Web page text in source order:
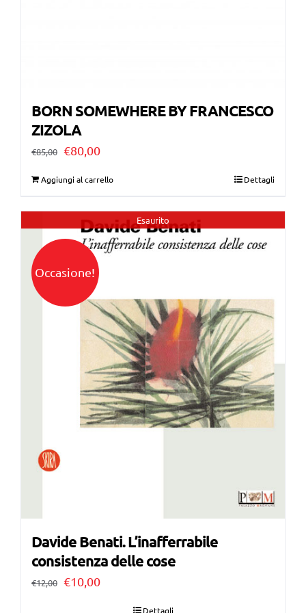
BORN SOMEWHERE BY FRANCESCO
ZIZOLA
€85,00 Il
era:
€85,00.
€80,00Il
è:
€80,00.
Aggiungi al carrello Dettagli
Esaurito
Occasione!
Davide Benati. L’inafferrabile
consistenza delle cose
€12,00 Il
€10,00Il
Dettagli